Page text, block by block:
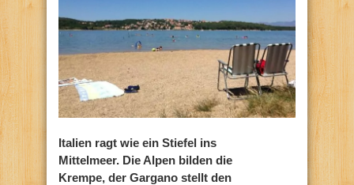
Italien ragt wie ein Stiefel ins
Mittelmeer. Die Alpen bilden die
Krempe, der Gargano stellt den